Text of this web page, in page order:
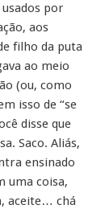
por
aos
filho da puta
ao meio
(ou, como
isso de “se
disse que
Saco. Aliás,
ensinado
uma coisa,
aceite… chá